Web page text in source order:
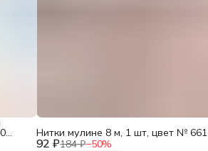
92 ₽184 ₽−50%
Нитки мулине 8 м, 1 шт, цвет № 661